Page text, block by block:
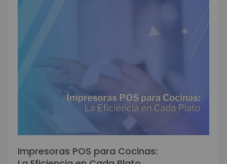
Impresoras POS para Cocinas: